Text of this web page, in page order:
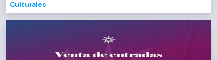
Culturales